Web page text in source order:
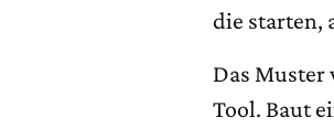
die starten,
Das Muster
Tool. Baut